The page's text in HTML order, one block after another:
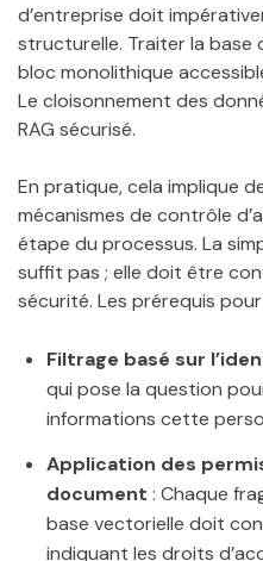
d’entreprise doit
structurelle. Traiter la base
bloc monolithique
Le cloisonnement des
RAG sécurisé.
En pratique, cela implique
mécanismes de contrôle
étape du processus. La
suffit pas ; elle doit être
sécurité. Les prérequis
Filtrage basé sur
qui pose la question
informations cette
Application des
document : Chaque
base vectorielle doit
indiquant les droits